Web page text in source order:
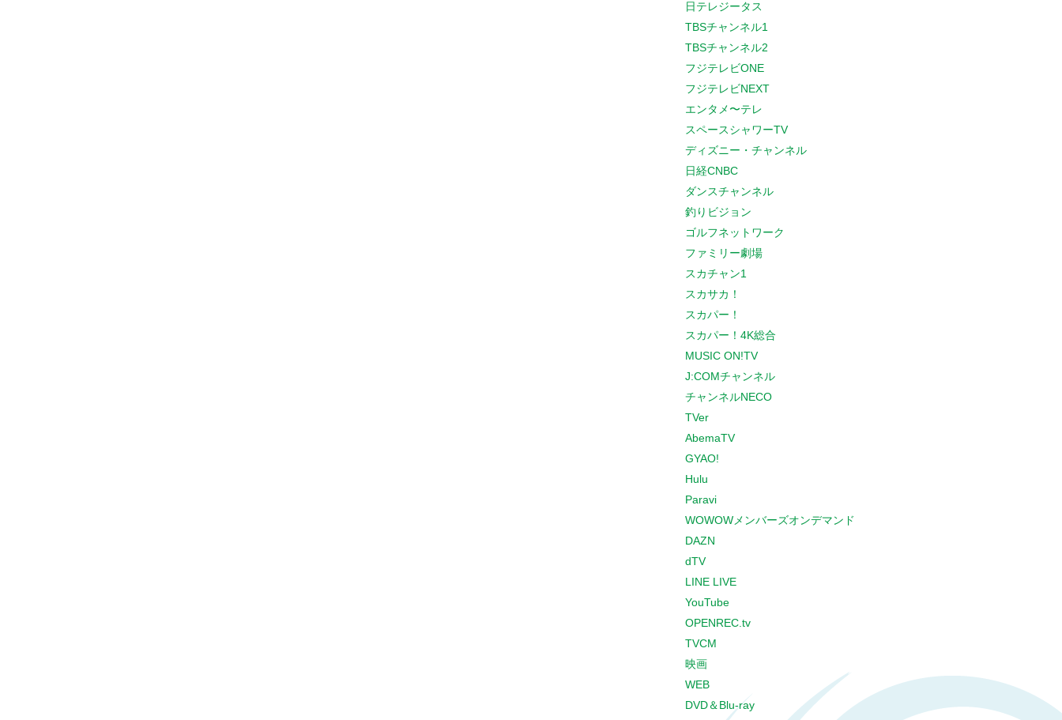
日テレジータス
TBSチャンネル1
TBSチャンネル2
フジテレビONE
フジテレビNEXT
エンタメ〜テレ
スペースシャワーTV
ディズニー・チャンネル
日経CNBC
ダンスチャンネル
釣りビジョン
ゴルフネットワーク
ファミリー劇場
スカチャン1
スカサカ！
スカパー！
スカパー！4K総合
MUSIC ON!TV
J:COMチャンネル
チャンネルNECO
TVer
AbemaTV
GYAO!
Hulu
Paravi
WOWOWメンバーズオンデマンド
DAZN
dTV
LINE LIVE
YouTube
OPENREC.tv
TVCM
映画
WEB
DVD＆Blu-ray